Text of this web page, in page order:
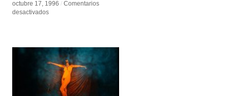
octubre 17, 1996 / Comentarios
desactivadosen
octubre 17, 1996 / Comentarios
desactivadosen